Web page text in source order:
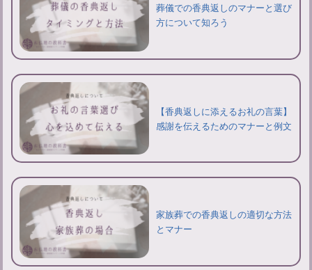
葬儀での香典返しのマナーと選び
方について知ろう
【香典返しに添えるお礼の言葉】
感謝を伝えるためのマナーと例文
家族葬での香典返しの適切な方法
とマナー